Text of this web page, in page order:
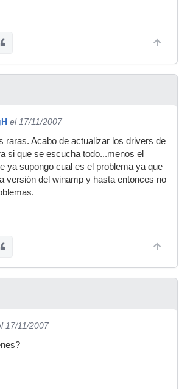
el 17/11/2007
raras. Acabo de actualizar los drivers de
si que se escucha todo...menos el
ya supongo cual es el problema ya que
versión del winamp y hasta entonces no
17/11/2007